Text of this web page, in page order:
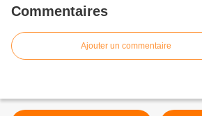
Commentaires
Ajouter un commentaire